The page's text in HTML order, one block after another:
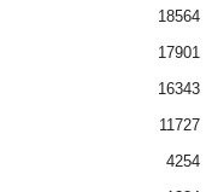
18564
17901
16343
11727
4254